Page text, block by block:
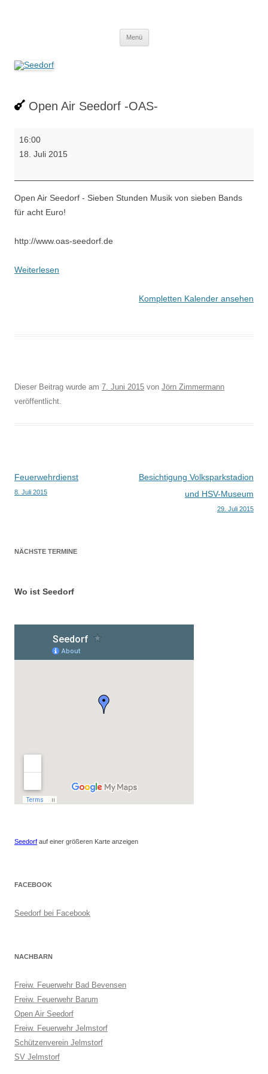
Menü
Open Air Seedorf -OAS-
16:00
18. Juli 2015
Open Air Seedorf - Sieben Stunden Musik von sieben Bands
für acht Euro!
http://www.oas-seedorf.de
Weiterlesen
Kompletten Kalender ansehen
Dieser Beitrag wurde am 7. Juni 2015 von Jörn Zimmermann
veröffentlicht.
Beitragsnavigation
Feuerwehrdienst
8. Juli 2015
Besichtigung Volksparkstadion
und HSV-Museum
29. Juli 2015
NÄCHSTE TERMINE
Wo ist Seedorf
Seedorf auf einer größeren Karte anzeigen
FACEBOOK
Seedorf bei Facebook
NACHBARN
Freiw. Feuerwehr Bad Bevensen
Freiw. Feuerwehr Barum
Open Air Seedorf
Freiw. Feuerwehr Jelmstorf
Schützenverein Jelmstorf
SV Jelmstorf